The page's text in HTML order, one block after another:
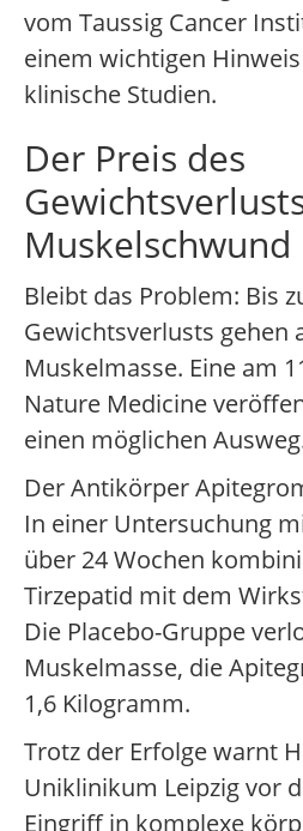
vom Taussig Cancer
einem wichtigen
klinische Studien.
Der Preis des
Muskelschwund
Bleibt das Problem: Bis
Gewichtsverlusts gehen
Muskelmasse. Eine am
Nature Medicine
einen möglichen
Der Antikörper
In einer Untersuchung
über 24 Wochen
Tirzepatid mit dem
Die Placebo-Gruppe
Muskelmasse, die
1,6 Kilogramm.
Trotz der Erfolge warnt
Uniklinikum Leipzig vor
Eingriff in komplexe